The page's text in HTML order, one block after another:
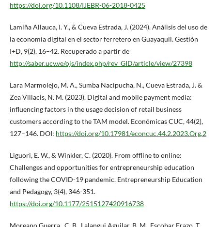
https://doi.org/10.1108/IJEBR-06-2018-0425
Lamiña Allauca, I. Y., & Cueva Estrada, J. (2024). Análisis del uso de
la economía digital en el sector ferretero en Guayaquil. Gestión
I+D, 9(2), 16–42. Recuperado a partir de
http://saber.ucv.ve/ojs/index.php/rev_GID/article/view/27398
Lara Marmolejo, M. A., Sumba Nacipucha, N., Cueva Estrada, J. &
Zea Villacis, N. M. (2023). Digital and mobile payment media:
influencing factors in the usage decision of retail business
customers according to the TAM model. Económicas CUC, 44(2),
127–146. DOI: https://doi.org/10.17981/econcuc.44.2.2023.Org.2
Liguori, E. W., & Winkler, C. (2020). From offline to online:
Challenges and opportunities for entrepreneurship education
following the COVID-19 pandemic. Entrepreneurship Education
and Pedagogy, 3(4), 346-351.
https://doi.org/10.1177/2515127420916738
Moreano Guerra , C. B., Lalangui Aguilar, B. M., Escobar Erazo, T.